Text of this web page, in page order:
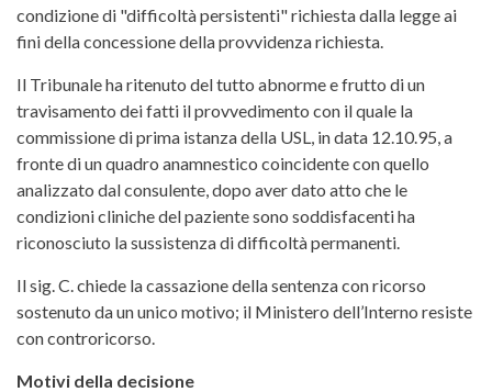
condizione di "difficoltà persistenti" richiesta dalla legge ai
fini della concessione della provvidenza richiesta.
Il Tribunale ha ritenuto del tutto abnorme e frutto di un
travisamento dei fatti il provvedimento con il quale la
commissione di prima istanza della USL, in data 12.10.95, a
fronte di un quadro anamnestico coincidente con quello
analizzato dal consulente, dopo aver dato atto che le
condizioni cliniche del paziente sono soddisfacenti ha
riconosciuto la sussistenza di difficoltà permanenti.
Il sig. C. chiede la cassazione della sentenza con ricorso
sostenuto da un unico motivo; il Ministero dell’Interno resiste
con controricorso.
Motivi della decisione